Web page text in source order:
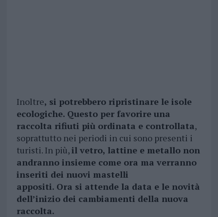
Inoltre, si potrebbero ripristinare le isole
ecologiche. Questo per favorire una
raccolta rifiuti più ordinata e controllata,
soprattutto nei periodi in cui sono presenti i
turisti. In più,il vetro, lattine e metallo non
andranno insieme come ora ma verranno
inseriti dei nuovi mastelli
appositi. Ora si attende la data e le novità
dell’inizio dei cambiamenti della nuova
raccolta.